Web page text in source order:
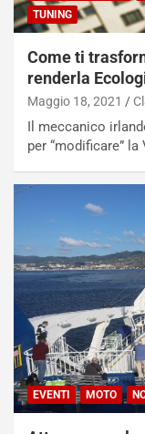
TUNING
Come ti
renderla
Maggio 18, 2021
Il meccanico
per “modificare”
EVENTI MOTO